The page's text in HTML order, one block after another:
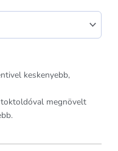
keskenyebb,
megnövelt